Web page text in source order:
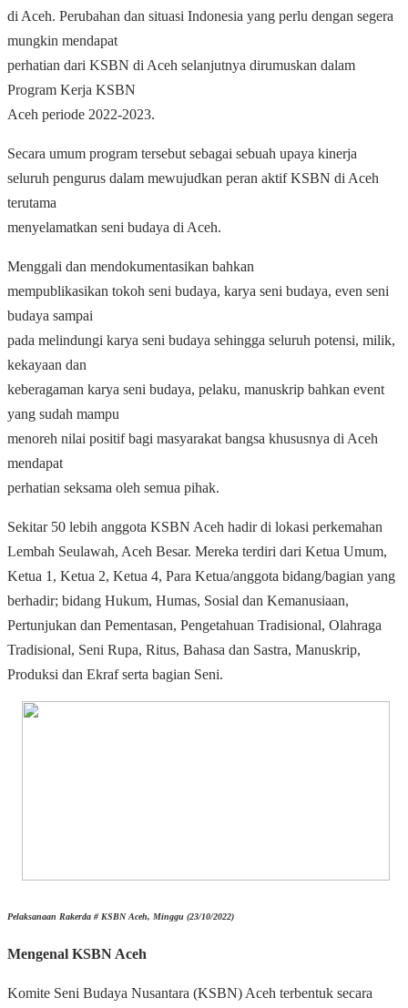
di Aceh. Perubahan dan situasi Indonesia yang perlu dengan segera
mungkin mendapat
perhatian dari KSBN di Aceh selanjutnya dirumuskan dalam
Program Kerja KSBN
Aceh periode 2022-2023.
Secara umum program tersebut sebagai sebuah upaya kinerja
seluruh pengurus dalam mewujudkan peran aktif KSBN di Aceh
terutama
menyelamatkan seni budaya di Aceh.
Menggali dan mendokumentasikan bahkan
mempublikasikan tokoh seni budaya, karya seni budaya, even seni
budaya sampai
pada melindungi karya seni budaya sehingga seluruh potensi, milik,
kekayaan dan
keberagaman karya seni budaya, pelaku, manuskrip bahkan event
yang sudah mampu
menoreh nilai positif bagi masyarakat bangsa khususnya di Aceh
mendapat
perhatian seksama oleh semua pihak.
Sekitar 50 lebih anggota KSBN Aceh hadir di lokasi perkemahan
Lembah Seulawah, Aceh Besar. Mereka terdiri dari Ketua Umum,
Ketua 1, Ketua 2, Ketua 4, Para Ketua/anggota bidang/bagian yang
berhadir; bidang Hukum, Humas, Sosial dan Kemanusiaan,
Pertunjukan dan Pementasan, Pengetahuan Tradisional, Olahraga
Tradisional, Seni Rupa, Ritus, Bahasa dan Sastra, Manuskrip,
Produksi dan Ekraf serta bagian Seni.
Pelaksanaan Rakerda # KSBN Aceh, Minggu (23/10/2022)
Mengenal KSBN Aceh
Komite Seni Budaya Nusantara (KSBN) Aceh terbentuk secara